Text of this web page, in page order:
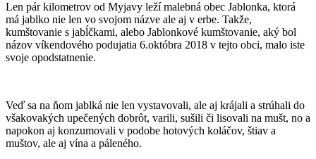
Len pár kilometrov od Myjavy leží malebná obec Jablonka, ktorá
má jablko nie len vo svojom názve ale aj v erbe. Takže,
kumštovanie s jabĺčkami, alebo Jablonkové kumštovanie, aký bol
názov víkendového podujatia 6.októbra 2018 v tejto obci, malo iste
svoje opodstatnenie.
Veď sa na ňom jablká nie len vystavovali, ale aj krájali a strúhali do
všakovakých upečených dobrôt, varili, sušili či lisovali na mušt, no a
napokon aj konzumovali v podobe hotových koláčov, štiav a
muštov, ale aj vína a páleného.